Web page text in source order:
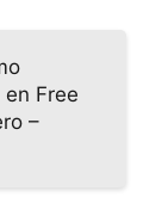
Free
–